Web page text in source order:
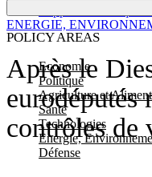
POLICY AREAS
Economie
Politique
Agriculture et
Santé
Technologies
Energie,
Défense
Après le
eurodéputés
contrôles de
ENERGIE,